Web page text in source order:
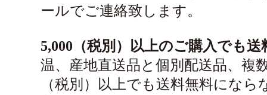
ールでご連絡致します。
5,000（税別）以上のご購入でも
温、産地直送品と個別配送品、複
（税別）以上でも送料無料にな